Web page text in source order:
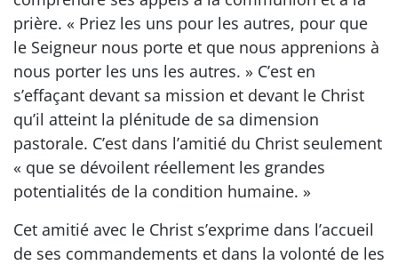
prière. « Priez les uns pour les autres, pour que
le Seigneur nous porte et que nous apprenions à
nous porter les uns les autres. » C’est en
s’effaçant devant sa mission et devant le Christ
qu’il atteint la plénitude de sa dimension
pastorale. C’est dans l’amitié du Christ seulement
« que se dévoilent réellement les grandes
potentialités de la condition humaine. »
Cet amitié avec le Christ s’exprime dans l’accueil
de ses commandements et dans la volonté de les